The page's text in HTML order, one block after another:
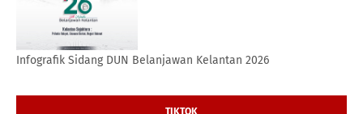
Infografik Sidang DUN Belanjawan Kelantan 2026